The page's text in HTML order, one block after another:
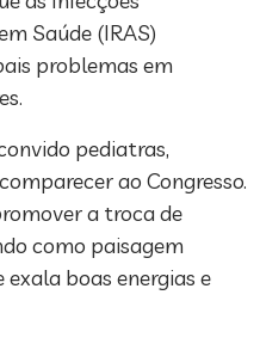
Saúde (IRAS)
problemas em
pediatras,
ao Congresso.
a troca de
como paisagem
boas energias e